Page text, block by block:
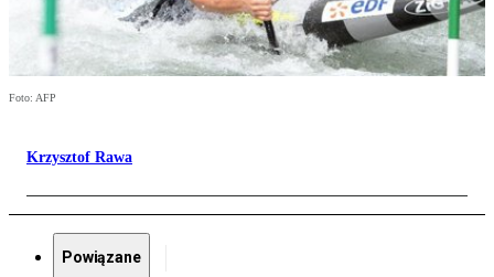
Foto: AFP
Krzysztof Rawa
Powiązane